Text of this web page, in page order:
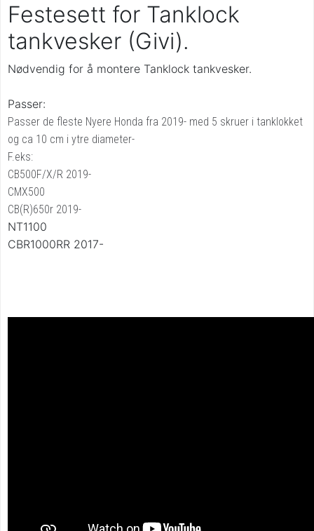
Festesett for Tanklock
tankvesker (Givi).
Nødvendig for å montere Tanklock tankvesker.
Passer:
Passer de fleste Nyere Honda fra 2019- med 5 skruer i tanklokket
og ca 10 cm i ytre diameter-
F.eks:
CB500F/X/R 2019-
CMX500
CB(R)650r 2019-
NT1100
CBR1000RR 2017-